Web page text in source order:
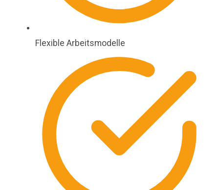
Flexible Arbeitsmodelle